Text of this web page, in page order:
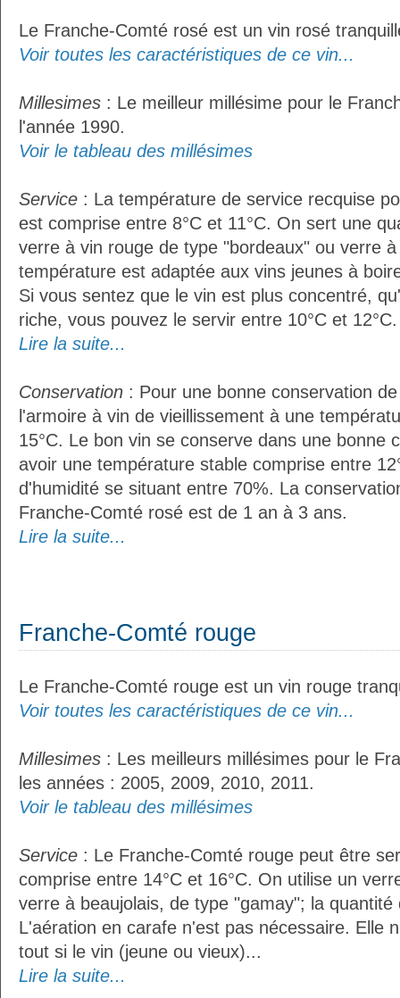
Le Franche-Comté rosé est un vin rosé
Voir toutes les caractéristiques de ce vin...
Millesimes : Le meilleur millésime pour le
l'année 1990.
Voir le tableau des millésimes
Service : La température de service recquise
est comprise entre 8°C et 11°C. On sert une
verre à vin rouge de type "bordeaux" ou verre
température est adaptée aux vins jeunes à
Si vous sentez que le vin est plus concentré,
riche, vous pouvez le servir entre 10°C et
Lire la suite...
Conservation : Pour une bonne conservation
l'armoire à vin de vieillissement à une
15°C. Le bon vin se conserve dans une bonne
avoir une température stable comprise entre
d'humidité se situant entre 70%. La
Franche-Comté rosé est de 1 an à 3 ans.
Lire la suite...
Franche-Comté rouge
Le Franche-Comté rouge est un vin rouge
Voir toutes les caractéristiques de ce vin...
Millesimes : Les meilleurs millésimes pour le
les années : 2005, 2009, 2010, 2011.
Voir le tableau des millésimes
Service : Le Franche-Comté rouge peut être
comprise entre 14°C et 16°C. On utilise un
verre à beaujolais, de type "gamay"; la
L'aération en carafe n'est pas nécessaire. Elle
tout si le vin (jeune ou vieux)...
Lire la suite...